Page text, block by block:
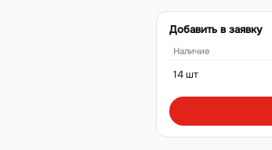
Добавить в заявку
Наличие
14 шт